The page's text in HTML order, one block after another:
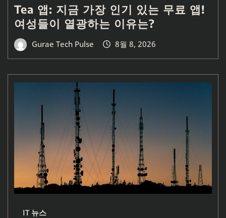
Tea 앱: 지금 가장 인기 있는 무료 앱!
여성들이 열광하는 이유는?
Gurae Tech Pulse 8월 8, 2026
IT 뉴스